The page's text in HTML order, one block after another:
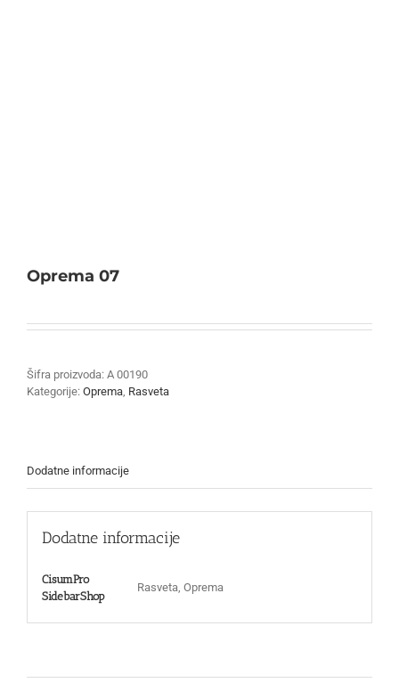
Oprema 07
Šifra proizvoda: A 00190
Kategorije: Oprema, Rasveta
Dodatne informacije
Dodatne informacije
CisumPro
SidebarShop
Rasveta, Oprema